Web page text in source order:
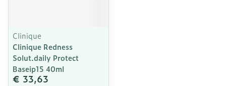
Clinique
Clinique Redness
Solut.daily Protect
Baseip15 40ml
€ 33,63